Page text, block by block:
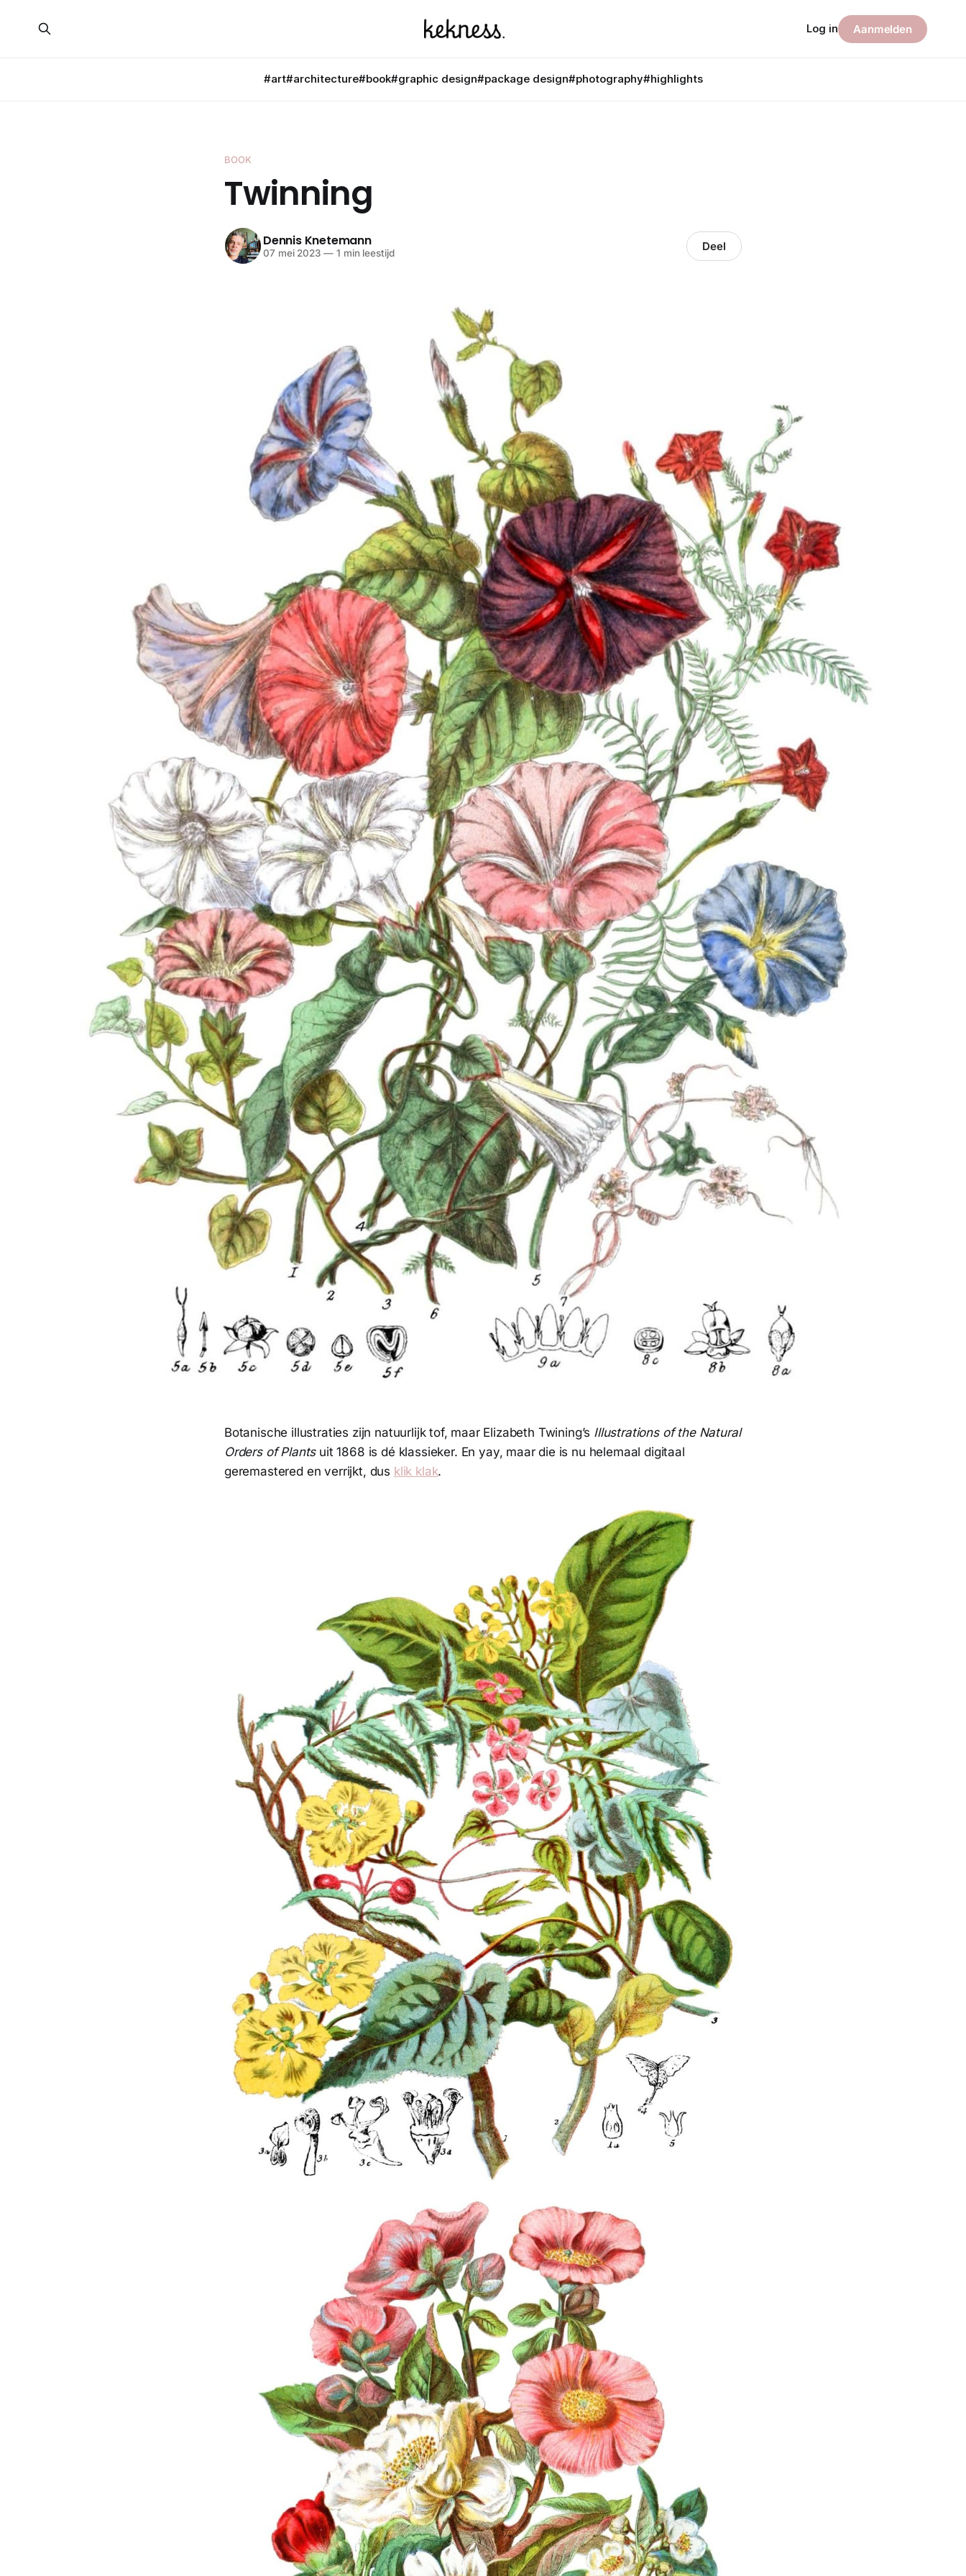
#art#architecture#book#graphic design#package design#photography#highlights
Log in Aanmelden
BOOK
Twinning
Dennis Knetemann
07 mei 2023 —1 min leestijd Deel
Botanische illustraties zijn natuurlijk tof, maar Elizabeth Twining’s Illustrations of the Natural
Orders of Plantsuit 1868 is dé klassieker. En yay, maar die is nu helemaal digitaal
geremastered en verrijkt, dus klik klak.